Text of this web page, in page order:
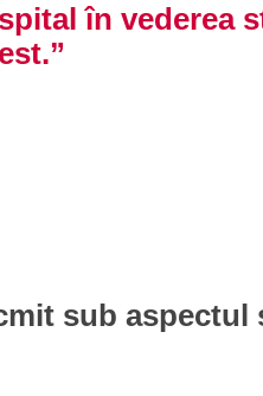
în vederea
sub